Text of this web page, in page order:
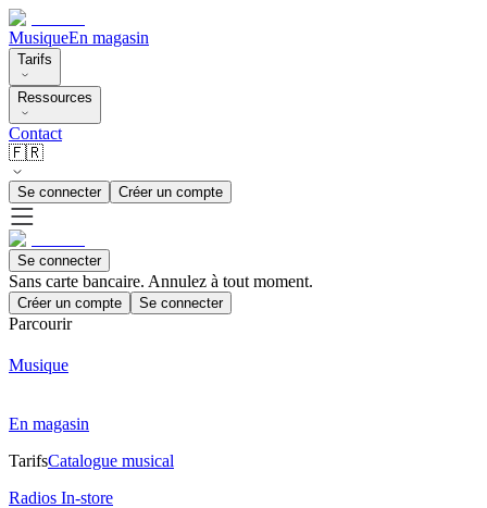
MusiqueEn magasin
Tarifs
Ressources
Contact
🇫🇷
Se connecter Créer un compte
Se connecter
Sans carte bancaire. Annulez à tout moment.
Créer un compte Se connecter
Parcourir
Musique
En magasin
TarifsCatalogue musical
Radios In-store